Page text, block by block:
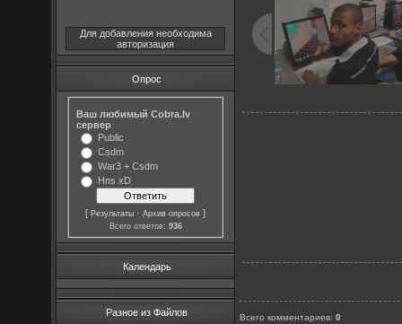
Для добавления необходима
авторизация
Опрос
Ваш любимый Cobra.lv
сервер
Public
Csdm
War3 + Csdm
Hns xD
[Результаты ·Архив опросов ]
Всего ответов: 936
Календарь
Разное из Файлов Всего комментариев:0